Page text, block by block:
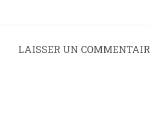
LAISSER UN